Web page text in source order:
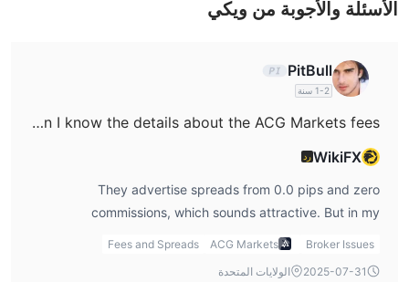
الفارق ثابت من 0.0 نقطة، و
لا توجد عمولاتالأسئلة والأجوبة من ويكي
PitBull
1-2 سنة
Can I know the details about the ACG Markets fees?
WikiFXرد
They advertise spreads from 0.0 pips and zero
commissions, which sounds attractive. But in my
experience, 0.0 pips usually applies to very liquid pairs at
Broker Issues
ACG Markets
Fees and Spreads
2025-07-31
الولايات المتحدة